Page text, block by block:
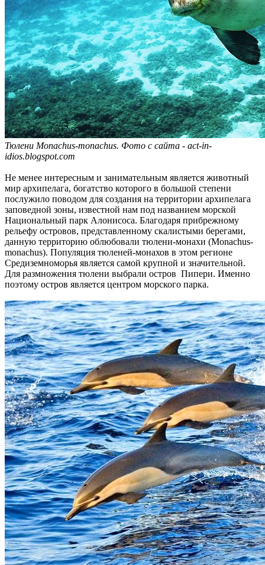
Тюлени Monachus-monachus. Фото с сайта - act-in-
idios.blogspot.com
Не менее интересным и занимательным является животный
мир архипелага, богатство которого в большой степени
послужило поводом для создания на территории архипелага
заповедной зоны, известной нам под названием морской
Национальный парк Алонисоса. Благодаря прибрежному
рельефу островов, представленному скалистыми берегами,
данную территорию облюбовали тюлени-монахи (Monachus-
monachus). Популяция тюленей-монахов в этом регионе
Средиземноморья является самой крупной и значительной.
Для размножения тюлени выбрали остров Пипери. Именно
поэтому остров является центром морского парка.